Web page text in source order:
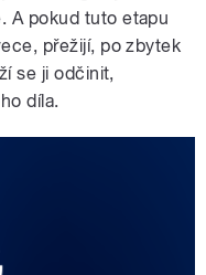
A pokud tuto etapu
přežijí, po zbytek
se ji odčinit,
díla.